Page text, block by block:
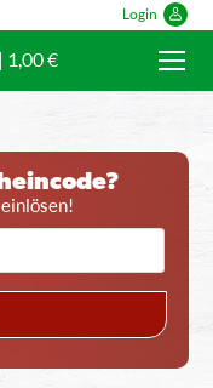
Login
| 1,00 €